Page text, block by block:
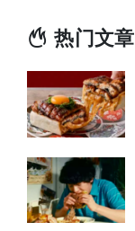
热门文章